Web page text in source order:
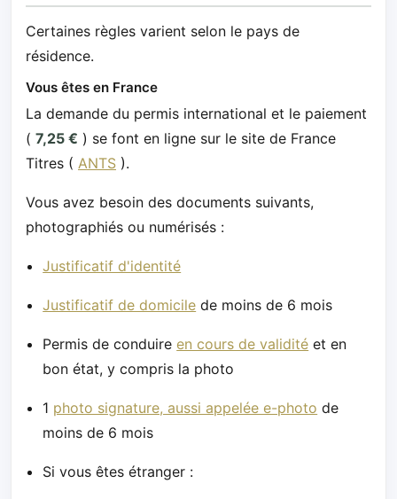
Certaines règles varient selon le pays de
résidence.
Vous êtes en France
La demande du permis international et le paiement
( 7,25 € ) se font en ligne sur le site de France
Titres ( ANTS ).
Vous avez besoin des documents suivants,
photographiés ou numérisés :
Justificatif d'identité
Justificatif de domicile de moins de 6 mois
Permis de conduireen cours de validité et en
bon état, y compris la photo
1 photo signature, aussi appelée e-photo de
moins de 6 mois
Si vous êtes étranger :